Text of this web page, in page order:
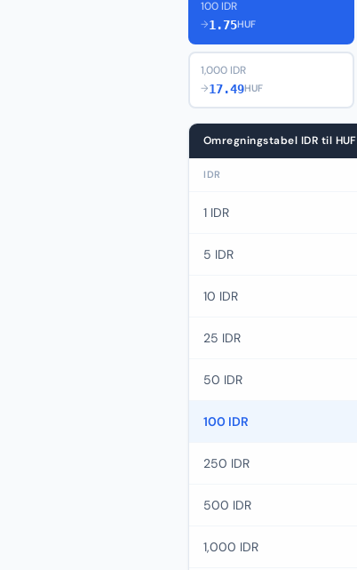
100 IDR
→1.75HUF
1,000 IDR
→17.49HUF
Omregningstabel IDR til HUF
IDR
1 IDR
5 IDR
10 IDR
25 IDR
50 IDR
100 IDR
250 IDR
500 IDR
1,000 IDR